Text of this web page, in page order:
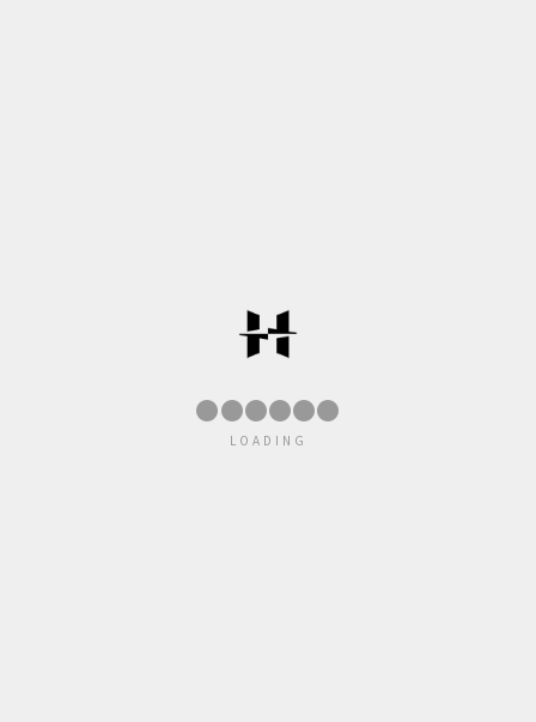
●●●●●●
LOADING